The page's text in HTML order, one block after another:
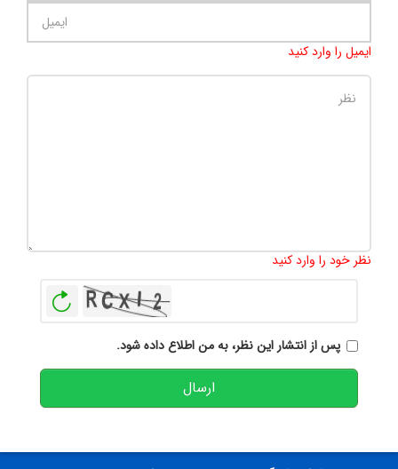
ایمیل را وارد کنید
نظر خود را وارد کنید
پس از انتشار این نظر، به من اطلاع داده شود.
ارسال